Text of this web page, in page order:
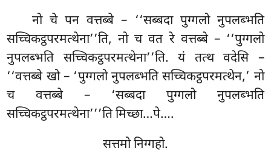
नो चे पन वत्तब्बे – ‘‘सब्बदा पुग्गलो नुपलब्भति
सच्चिकट्ठपरमत्थेना’’ति, नो च वत रे वत्तब्बे – ‘‘पुग्गलो
नुपलब्भति सच्चिकट्ठपरमत्थेना’’ति. यं तत्थ वदेसि –
‘‘वत्तब्बे खो – ‘पुग्गलो नुपलब्भति सच्चिकट्ठपरमत्थेन,’ नो
च वत्तब्बे – ‘सब्बदा पुग्गलो नुपलब्भति
सच्चिकट्ठपरमत्थेना’’’ति मिच्छा…पे….
सत्तमो निग्गहो.